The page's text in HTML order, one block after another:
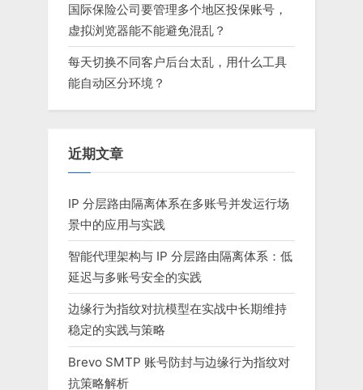
国际保险公司要管理多个地区投保账号，
虚拟浏览器能不能避免混乱？
每天切换不同客户后台太乱，用什么工具
能自动区分环境？
近期文章
IP 分层路由隔离体系在多账号并发运行场
景中的应用与实践
智能代理架构与 IP 分层路由隔离体系：低
延迟与多账号安全的实践
边缘行为指纹对抗模型在实战中长期维持
稳定的实践与策略
Brevo SMTP 账号防封与边缘行为指纹对
抗策略解析